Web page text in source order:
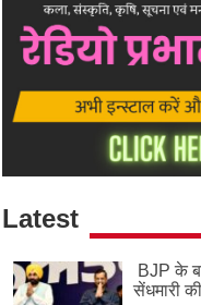
Latest
BJP के
सेंधमारी